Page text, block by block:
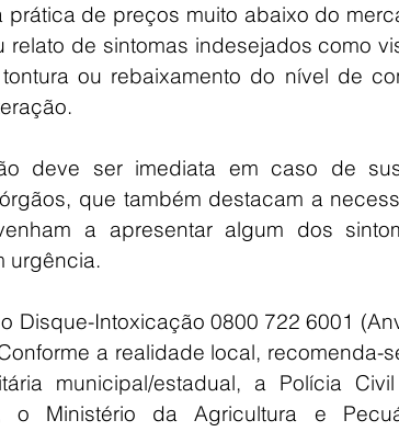
de preços muito abaixo do
de sintomas indesejados como
ou rebaixamento do nível de
deve ser imediata em caso de
que também destacam a
a apresentar algum dos
urgência.
Disque-Intoxicação 0800 722 6001
a realidade local, recomenda-
municipal/estadual, a Polícia
o Ministério da Agricultura e